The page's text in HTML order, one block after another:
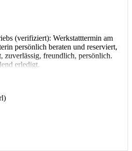
(verifiziert): Werkstatttermin am
persönlich beraten und reserviert,
zuverlässig, freundlich, persönlich.
erledigt.